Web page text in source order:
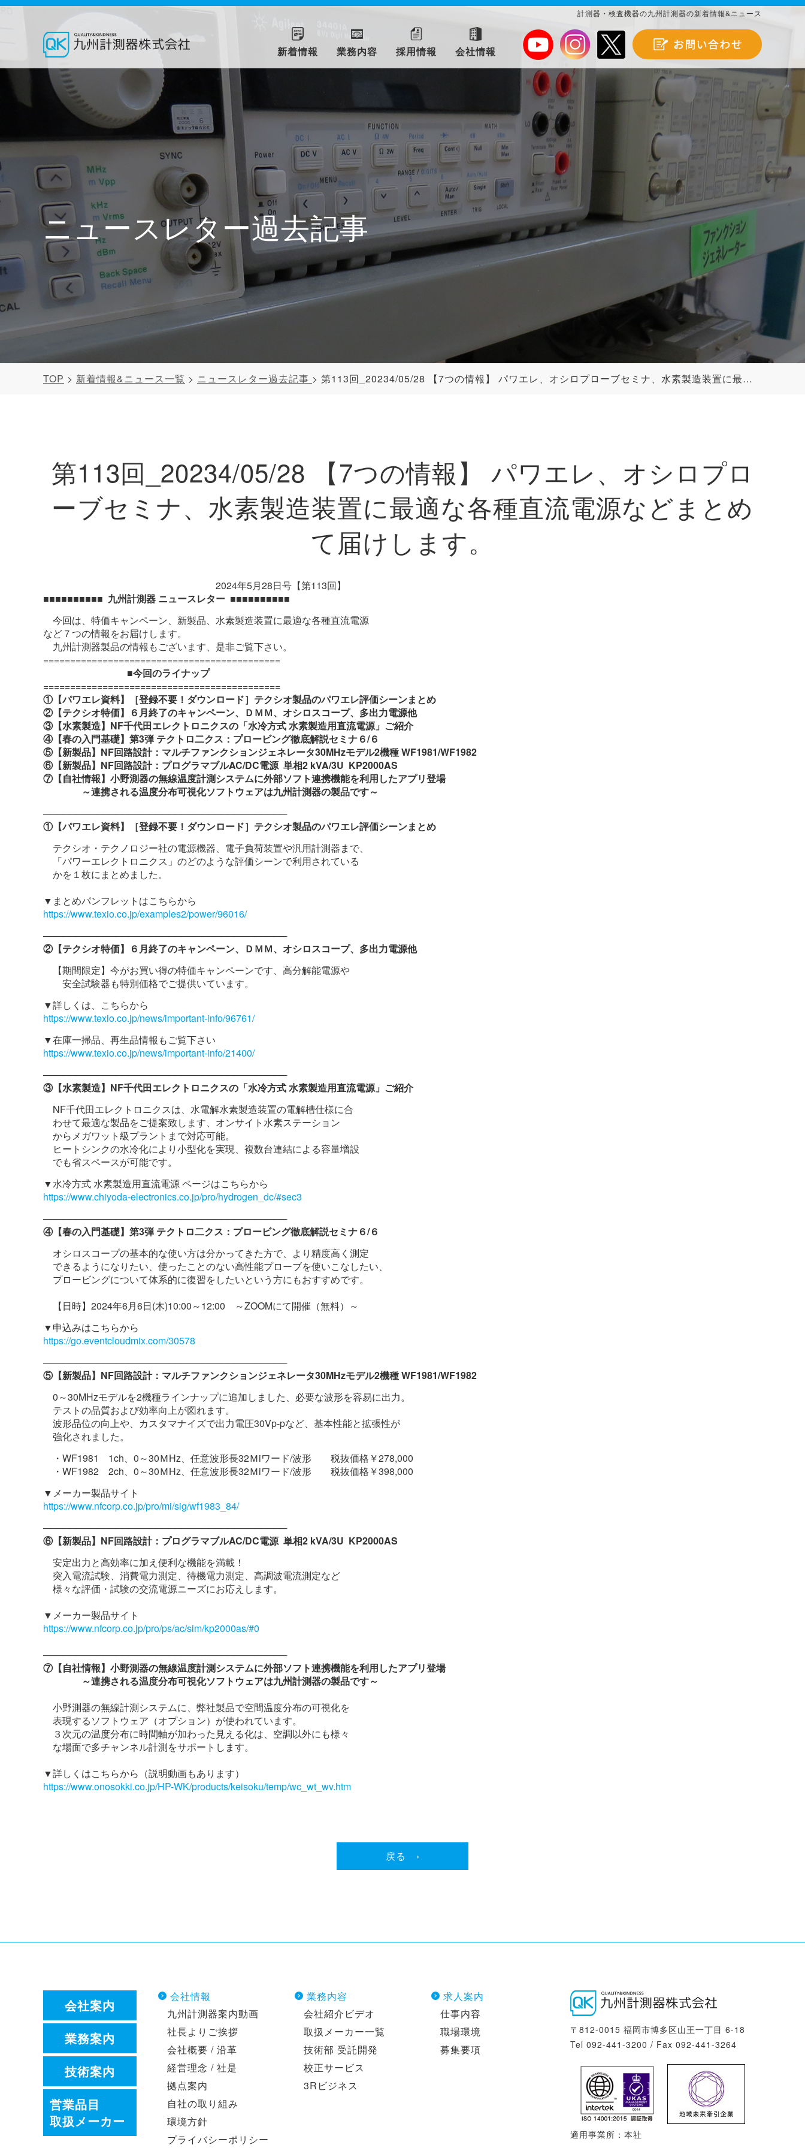
計測器・検査機器の九州計測器の新着情報&ニュース
新着情報 業務内容 採用情報 会社情報
ニュースレター過去記事
TOP 新着情報&ニュース一覧 ニュースレター過去記事 第113回_20234/05/28 【7つの情報】 パワエレ、オシロプローブセミナ、水素製造装置に最適な各種直流電源などまとめて届けします。
第113回_20234/05/28 【7つの情報】 パワエレ、オシロプロ
ーブセミナ、水素製造装置に最適な各種直流電源などまとめ
て届けします。
2024年5月28日号【第113回】
■■■■■■■■■■ 九州計測器 ニュースレター ■■■■■■■■■■
今回は、特価キャンペーン、新製品、水素製造装置に最適な各種直流電源
など７つの情報をお届けします。
九州計測器製品の情報もございます、是非ご覧下さい。
============================================
■今回のライナップ
============================================
①【パワエレ資料】［登録不要！ダウンロード］テクシオ製品のパワエレ評価シーンまとめ
②【テクシオ特価】６月終了のキャンペーン、ＤＭＭ、オシロスコープ、多出力電源他
③【水素製造】NF千代田エレクトロニクスの「水冷方式 水素製造用直流電源」ご紹介
④【春の入門基礎】第3弾 テクトロ二クス：プロービング徹底解説セミナ６/６
⑤【新製品】NF回路設計：マルチファンクションジェネレータ30MHzモデル2機種 WF1981/WF1982
⑥【新製品】NF回路設計：プログラマブルAC/DC電源 単相2 kVA/3U KP2000AS
⑦【自社情報】小野測器の無線温度計測システムに外部ソフト連携機能を利用したアプリ登場
～連携される温度分布可視化ソフトウェアは九州計測器の製品です～
─────────────────────────────────────
①【パワエレ資料】［登録不要！ダウンロード］テクシオ製品のパワエレ評価シーンまとめ
テクシオ・テクノロジー社の電源機器、電子負荷装置や汎用計測器まで、
「パワーエレクトロニクス」のどのような評価シーンで利用されている
かを１枚にまとめました。
▼まとめパンフレットはこちらから
https://www.texio.co.jp/examples2/power/96016/
─────────────────────────────────────
②【テクシオ特価】６月終了のキャンペーン、ＤＭＭ、オシロスコープ、多出力電源他
【期間限定】今がお買い得の特価キャンペーンです、高分解能電源や
安全試験器も特別価格でご提供いています。
▼詳しくは、こちらから
https://www.texio.co.jp/news/important-info/96761/
▼在庫一掃品、再生品情報もご覧下さい
https://www.texio.co.jp/news/important-info/21400/
─────────────────────────────────────
③【水素製造】NF千代田エレクトロニクスの「水冷方式 水素製造用直流電源」ご紹介
NF千代田エレクトロニクスは、水電解水素製造装置の電解槽仕様に合
わせて最適な製品をご提案致します、オンサイト水素ステーション
からメガワット級プラントまで対応可能。
ヒートシンクの水冷化により小型化を実現、複数台連結による容量増設
でも省スペースが可能です。
▼水冷方式 水素製造用直流電源 ページはこちらから
https://www.chiyoda-electronics.co.jp/pro/hydrogen_dc/#sec3
─────────────────────────────────────
④【春の入門基礎】第3弾 テクトロ二クス：プロービング徹底解説セミナ６/６
オシロスコープの基本的な使い方は分かってきた方で、より精度高く測定
できるようになりたい、使ったことのない高性能プローブを使いこなしたい、
プロービングについて体系的に復習をしたいという方にもおすすめです。
【日時】2024年6月6日(木)10:00～12:00 ～ZOOMにて開催（無料）～
▼申込みはこちらから
https://go.eventcloudmix.com/30578
─────────────────────────────────────
⑤【新製品】NF回路設計：マルチファンクションジェネレータ30MHzモデル2機種 WF1981/WF1982
0～30MHzモデルを2機種ラインナップに追加しました、必要な波形を容易に出力。
テストの品質および効率向上が図れます。
波形品位の向上や、カスタマナイズで出力電圧30Vp-pなど、基本性能と拡張性が
強化されました。
・WF1981 1ch、0～30ＭHz、任意波形長32Ｍiワード/波形 税抜価格￥278,000
・WF1982 2ch、0～30ＭHz、任意波形長32Ｍiワード/波形 税抜価格￥398,000
▼メーカー製品サイト
https://www.nfcorp.co.jp/pro/mi/sig/wf1983_84/
─────────────────────────────────────
⑥【新製品】NF回路設計：プログラマブルAC/DC電源 単相2 kVA/3U KP2000AS
安定出力と高効率に加え便利な機能を満載！
突入電流試験、消費電力測定、待機電力測定、高調波電流測定など
様々な評価・試験の交流電源ニーズにお応えします。
▼メーカー製品サイト
https://www.nfcorp.co.jp/pro/ps/ac/sim/kp2000as/#0
─────────────────────────────────────
⑦【自社情報】小野測器の無線温度計測システムに外部ソフト連携機能を利用したアプリ登場
～連携される温度分布可視化ソフトウェアは九州計測器の製品です～
小野測器の無線計測システムに、弊社製品で空間温度分布の可視化を
表現するソフトウェア（オプション）が使われています。
３次元の温度分布に時間軸が加わった見える化は、空調以外にも様々
な場面で多チャンネル計測をサポートします。
▼詳しくはこちらから（説明動画もあります）
https://www.onosokki.co.jp/HP-WK/products/keisoku/temp/wc_wt_wv.htm
戻る ›
会社案内
業務案内
技術案内
営業品目
取扱メーカー
会社情報
九州計測器案内動画
社長よりご挨拶
会社概要 / 沿革
経営理念 / 社是
拠点案内
自社の取り組み
環境方針
プライバシーポリシー
業務内容
会社紹介ビデオ
取扱メーカー一覧
技術部 受託開発
校正サービス
3Rビジネス
求人案内
仕事内容
職場環境
募集要項
〒812-0015 福岡市博多区山王一丁目 6-18
Tel 092-441-3200 / Fax 092-441-3264
適用事業所：本社